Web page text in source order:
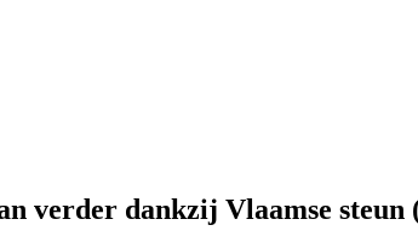
verder dankzij Vlaamse steun